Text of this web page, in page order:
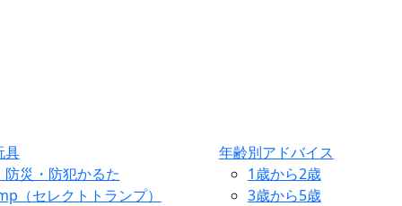
具
災・防犯かるた
（セレクトトランプ）
年齢別アドバイス
1歳から2歳
3歳から5歳